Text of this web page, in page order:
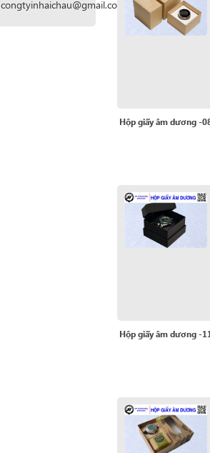
congtyinhaichau@gmail.com
Hộp giấy âm dương -
Hộp giấy âm dương -